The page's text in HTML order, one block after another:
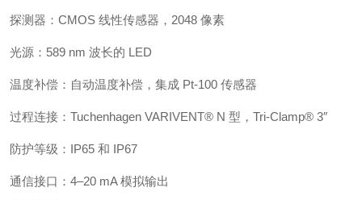
探测器：CMOS 线性传感器，2048 像素
光源：589 nm 波长的 LED
温度补偿：自动温度补偿，集成 Pt-100 传感器
过程连接：Tuchenhagen VARIVENT® N 型，Tri-Clamp® 3″
防护等级：IP65 和 IP67
通信接口：4–20 mA 模拟输出